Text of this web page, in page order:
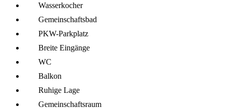
Wasserkocher
Gemeinschafts­bad
PKW-Parkplatz
Breite Eingänge
WC
Balkon
Ruhige Lage
Gemeinschafts­raum